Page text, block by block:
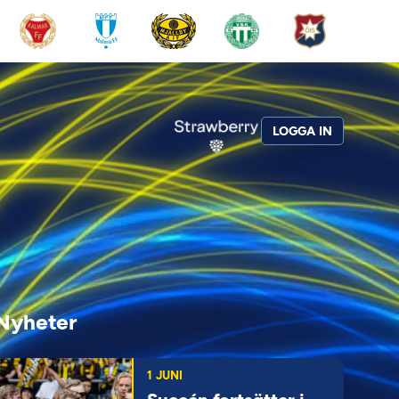
LOGGA IN
1 JUNI